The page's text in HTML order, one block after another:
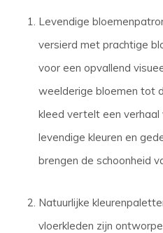
Levendige
versierd met prachtige
voor een opvallend
weelderige bloemen tot
kleed vertelt een verhaal
levendige kleuren en
brengen de schoonheid
Natuurlijke
vloerkleden zijn